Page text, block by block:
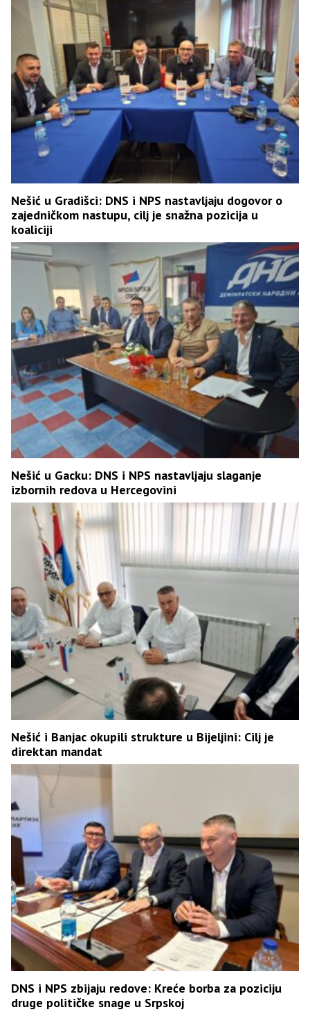
Nešić u Gradišci: DNS i NPS nastavljaju dogovor o
zajedničkom nastupu, cilj je snažna pozicija u
koaliciji
Nešić u Gacku: DNS i NPS nastavljaju slaganje
izbornih redova u Hercegovini
Nešić i Banjac okupili strukture u Bijeljini: Cilj je
direktan mandat
DNS i NPS zbijaju redove: Kreće borba za poziciju
druge političke snage u Srpskoj